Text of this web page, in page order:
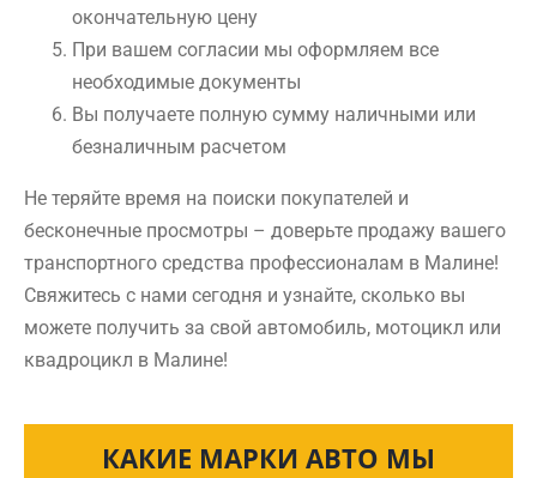
окончательную цену
При вашем согласии мы оформляем все
необходимые документы
Вы получаете полную сумму наличными или
безналичным расчетом
Не теряйте время на поиски покупателей и
бесконечные просмотры – доверьте продажу вашего
транспортного средства профессионалам в Малине!
Свяжитесь с нами сегодня и узнайте, сколько вы
можете получить за свой автомобиль, мотоцикл или
квадроцикл в Малине!
КАКИЕ МАРКИ АВТО МЫ